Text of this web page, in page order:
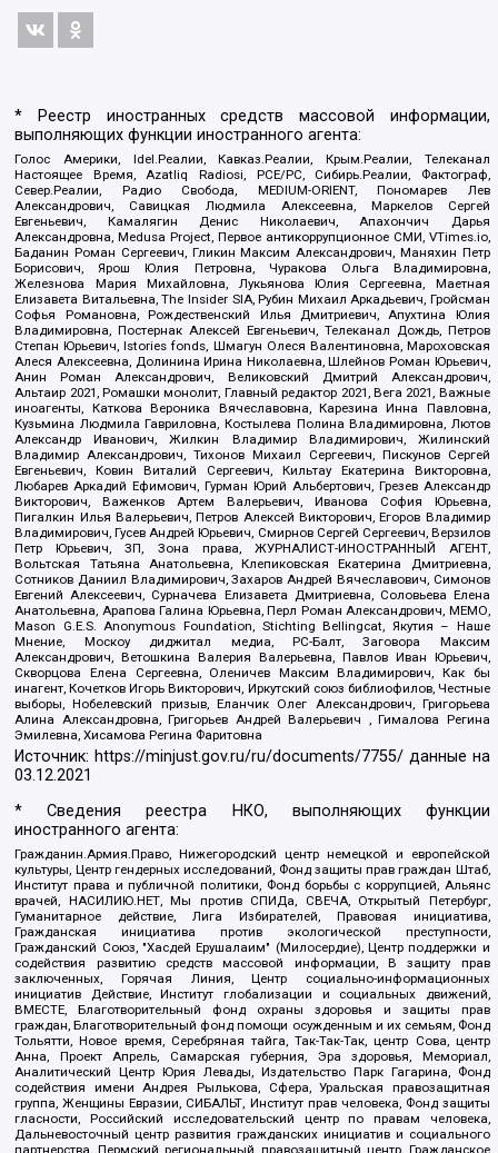
* Реестр иностранных средств массовой информации,
выполняющих функции иностранного агента:
Голос Америки, Idel.Реалии, Кавказ.Реалии, Крым.Реалии, Телеканал
Настоящее Время, Azatliq Radiosi, PCE/PC, Сибирь.Реалии, Фактограф,
Север.Реалии, Радио Свобода, MEDIUM-ORIENT, Пономарев Лев
Александрович, Савицкая Людмила Алексеевна, Маркелов Сергей
Евгеньевич, Камалягин Денис Николаевич, Апахончич Дарья
Александровна, Medusa Project, Первое антикоррупционное СМИ, VTimes.io,
Баданин Роман Сергеевич, Гликин Максим Александрович, Маняхин Петр
Борисович, Ярош Юлия Петровна, Чуракова Ольга Владимировна,
Железнова Мария Михайловна, Лукьянова Юлия Сергеевна, Маетная
Елизавета Витальевна, The Insider SIA, Рубин Михаил Аркадьевич, Гройсман
Софья Романовна, Рождественский Илья Дмитриевич, Апухтина Юлия
Владимировна, Постернак Алексей Евгеньевич, Телеканал Дождь, Петров
Степан Юрьевич, Istories fonds, Шмагун Олеся Валентиновна, Мароховская
Алеся Алексеевна, Долинина Ирина Николаевна, Шлейнов Роман Юрьевич,
Анин Роман Александрович, Великовский Дмитрий Александрович,
Альтаир 2021, Ромашки монолит, Главный редактор 2021, Вега 2021, Важные
иноагенты, Каткова Вероника Вячеславовна, Карезина Инна Павловна,
Кузьмина Людмила Гавриловна, Костылева Полина Владимировна, Лютов
Александр Иванович, Жилкин Владимир Владимирович, Жилинский
Владимир Александрович, Тихонов Михаил Сергеевич, Пискунов Сергей
Евгеньевич, Ковин Виталий Сергеевич, Кильтау Екатерина Викторовна,
Любарев Аркадий Ефимович, Гурман Юрий Альбертович, Грезев Александр
Викторович, Важенков Артем Валерьевич, Иванова София Юрьевна,
Пигалкин Илья Валерьевич, Петров Алексей Викторович, Егоров Владимир
Владимирович, Гусев Андрей Юрьевич, Смирнов Сергей Сергеевич, Верзилов
Петр Юрьевич, ЗП, Зона права, ЖУРНАЛИСТ-ИНОСТРАННЫЙ АГЕНТ,
Вольтская Татьяна Анатольевна, Клепиковская Екатерина Дмитриевна,
Сотников Даниил Владимирович, Захаров Андрей Вячеславович, Симонов
Евгений Алексеевич, Сурначева Елизавета Дмитриевна, Соловьева Елена
Анатольевна, Арапова Галина Юрьевна, Перл Роман Александрович, МЕМО,
Mason G.E.S. Anonymous Foundation, Stichting Bellingcat, Якутия – Наше
Мнение, Москоу диджитал медиа, РС-Балт, Заговора Максим
Александрович, Ветошкина Валерия Валерьевна, Павлов Иван Юрьевич,
Скворцова Елена Сергеевна, Оленичев Максим Владимирович, Как бы
инагент, Кочетков Игорь Викторович, Иркутский союз библиофилов, Честные
выборы, Нобелевский призыв, Еланчик Олег Александрович, Григорьева
Алина Александровна, Григорьев Андрей Валерьевич , Гималова Регина
Эмилевна, Хисамова Регина Фаритовна
Источник:https://minjust.gov.ru/ru/documents/7755/ данные на
03.12.2021
* Сведения реестра НКО, выполняющих функции
иностранного агента:
Гражданин.Армия.Право, Нижегородский центр немецкой и европейской
культуры, Центр гендерных исследований, Фонд защиты прав граждан Штаб,
Институт права и публичной политики, Фонд борьбы с коррупцией, Альянс
врачей, НАСИЛИЮ.НЕТ, Мы против СПИДа, СВЕЧА, Открытый Петербург,
Гуманитарное действие, Лига Избирателей, Правовая инициатива,
Гражданская инициатива против экологической преступности,
Гражданский Союз, "Хасдей Ерушалаим" (Милосердие), Центр поддержки и
содействия развитию средств массовой информации, В защиту прав
заключенных, Горячая Линия, Центр социально-информационных
инициатив Действие, Институт глобализации и социальных движений,
ВМЕСТЕ, Благотворительный фонд охраны здоровья и защиты прав
граждан, Благотворительный фонд помощи осужденным и их семьям, Фонд
Тольятти, Новое время, Серебряная тайга, Так-Так-Так, центр Сова, центр
Анна, Проект Апрель, Самарская губерния, Эра здоровья, Мемориал,
Аналитический Центр Юрия Левады, Издательство Парк Гагарина, Фонд
содействия имени Андрея Рылькова, Сфера, Уральская правозащитная
группа, Женщины Евразии, СИБАЛЬТ, Институт прав человека, Фонд защиты
гласности, Российский исследовательский центр по правам человека,
Дальневосточный центр развития гражданских инициатив и социального
партнерства, Пермский региональный правозащитный центр, Гражданское